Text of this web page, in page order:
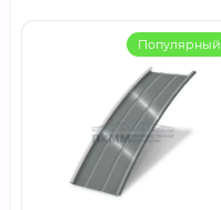
Популярный